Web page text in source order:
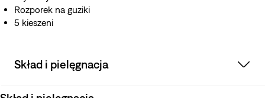
Rozporek na guziki
5 kieszeni
Skład i pielęgnacja